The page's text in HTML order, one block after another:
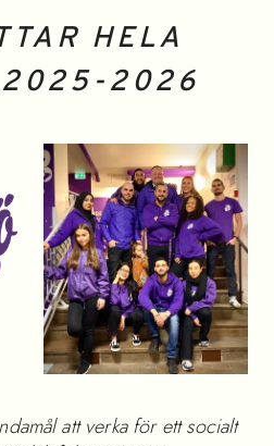
HELA
2025-2026
att verka för ett socialt